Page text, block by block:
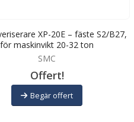
XP-20E – fäste S2/B27,
för maskinvikt 20-32 ton
SMC
Offert!
Begär offert